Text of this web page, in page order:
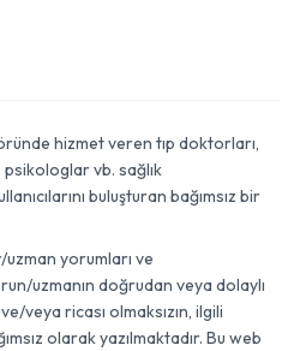
hizmet veren tıp doktorları,
vb. sağlık
buluşturan bağımsız bir
yorumları ve
uzmanın doğrudan veya dolaylı
veya ricası olmaksızın, ilgili
olarak yazılmaktadır. Bu web